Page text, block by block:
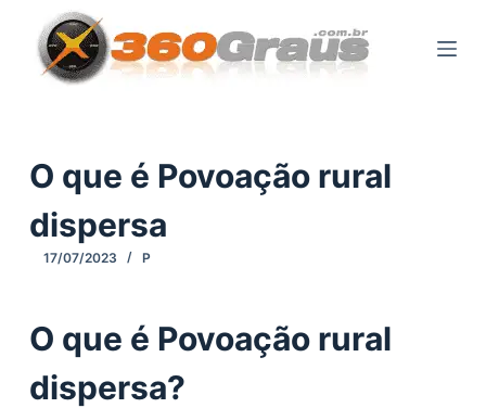
p
o
O que é Povoação rural
dispersa
17/07/2023 P
O que é Povoação rural
dispersa?